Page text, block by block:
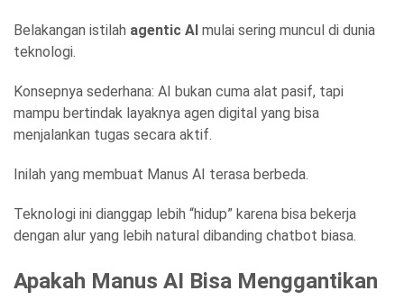
Belakangan istilah agentic AI mulai sering muncul di dunia
teknologi.
Konsepnya sederhana: AI bukan cuma alat pasif, tapi
mampu bertindak layaknya agen digital yang bisa
menjalankan tugas secara aktif.
Inilah yang membuat Manus AI terasa berbeda.
Teknologi ini dianggap lebih “hidup” karena bisa bekerja
dengan alur yang lebih natural dibanding chatbot biasa.
Apakah Manus AI Bisa Menggantikan